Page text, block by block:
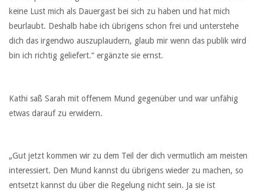
keine Lust mich als Dauergast bei sich zu haben und hat mich
beurlaubt. Deshalb habe ich übrigens schon frei und unterstehe
dich das irgendwo auszuplaudern, glaub mir wenn das publik wird
bin ich richtig geliefert.“ ergänzte sie ernst.
Kathi saß Sarah mit offenem Mund gegenüber und war unfähig
etwas darauf zu erwidern.
„Gut jetzt kommen wir zu dem Teil der dich vermutlich am meisten
interessiert. Den Mund kannst du übrigens wieder zu machen, so
entsetzt kannst du über die Regelung nicht sein. Ja sie ist